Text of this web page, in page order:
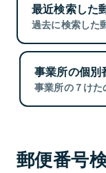
最近検索した
過去に検索した
事業所の個別
事業所の７けた
郵便番号